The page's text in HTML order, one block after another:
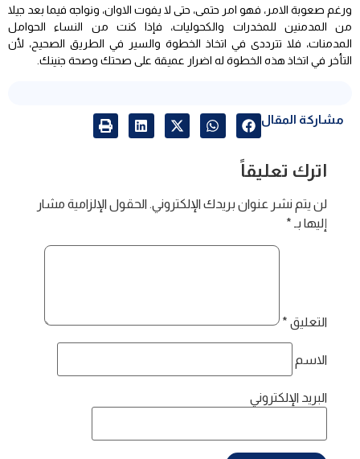
ورغم صعوبة الامر، فهو امر حتمى، حتى لا يفوت الاوان، ونواجه فيما بعد جيلا
من المدمنين للمخدرات والكحوليات، فإذا كنت من النساء الحوامل
المدمنات، فلا تترددى في اتخاذ الخطوة والسير في الطريق الصحيح، لأن
التأخر في اتخاذ هذه الخطوة له اضرار عميقة على صحتك وصحة جنينك.
مشاركة المقال
اترك تعليقاً
لن يتم نشر عنوان بريدك الإلكتروني. الحقول الإلزامية مشار
إليها بـ *
التعليق *
الاسم
البريد الإلكتروني